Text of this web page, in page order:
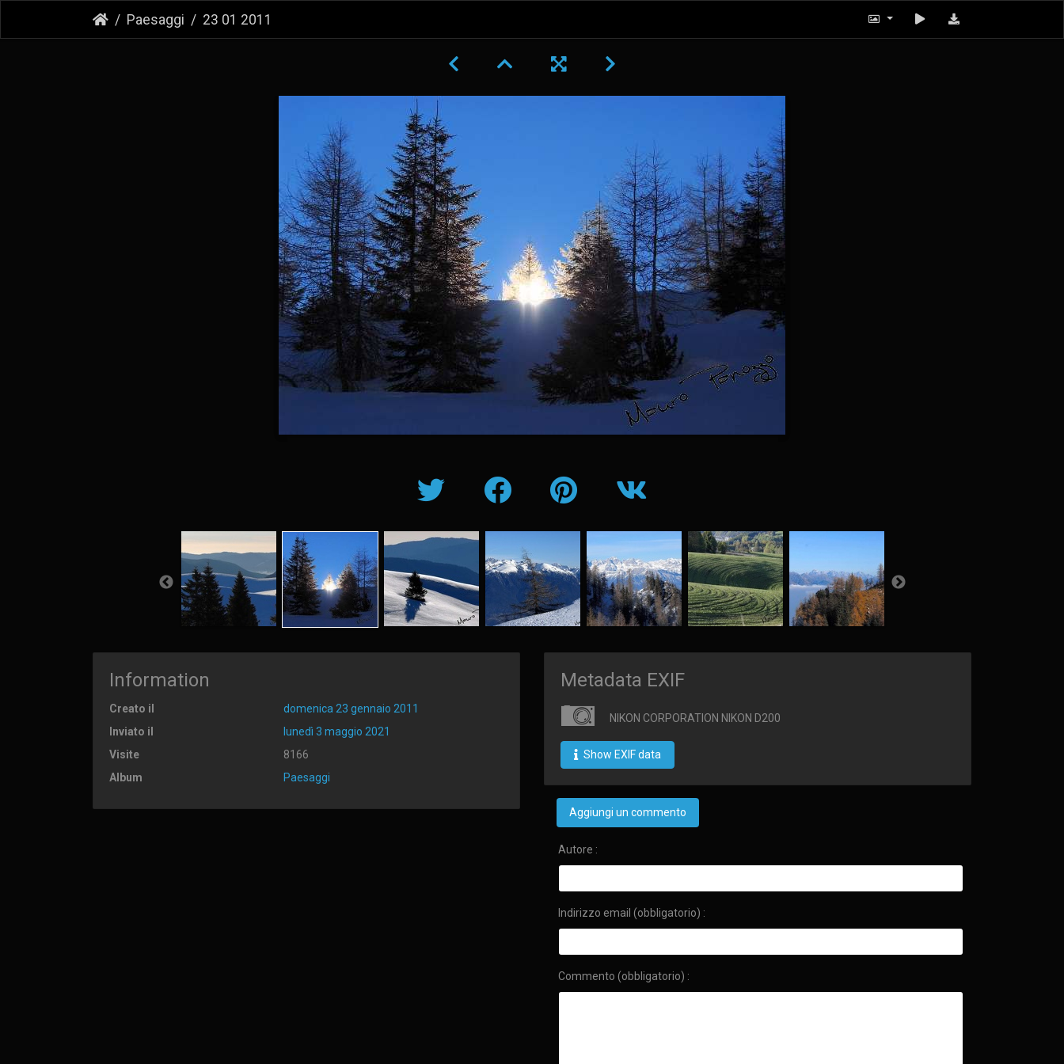
Paesaggi 23 01 2011
Information
Creato il
domenica 23 gennaio 2011
Inviato il
lunedì 3 maggio 2021
Visite
8166
Album
Paesaggi
Metadata EXIF
NIKON CORPORATION NIKON D200
Show EXIF data
Aggiungi un commento
Autore :
Indirizzo email (obbligatorio) :
Commento (obbligatorio) :